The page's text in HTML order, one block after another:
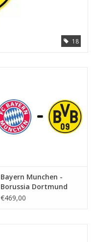
18
Bayern Munchen -
Borussia Dortmund
€469,00